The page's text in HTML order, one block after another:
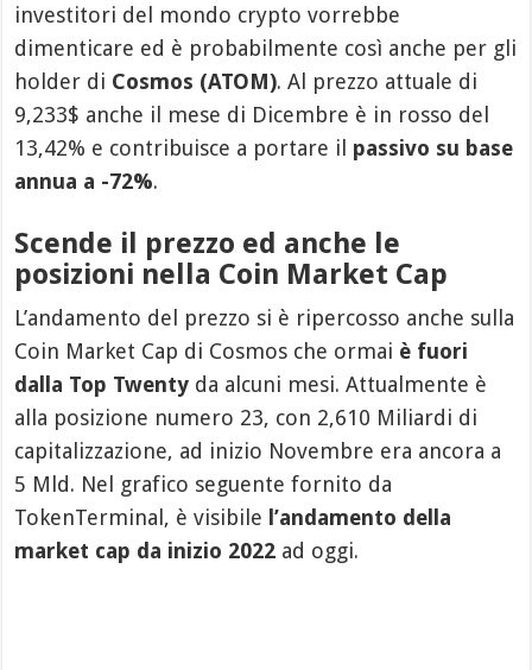
investitori del mondo crypto vorrebbe
dimenticare ed è probabilmente così anche per gli
holder di Cosmos (ATOM). Al prezzo attuale di
9,233$ anche il mese di Dicembre è in rosso del
13,42% e contribuisce a portare il passivo su base
annua a -72%.
Scende il prezzo ed anche le
posizioni nella Coin Market Cap
L’andamento del prezzo si è ripercosso anche sulla
Coin Market Cap di Cosmos che ormai è fuori
dalla Top Twenty da alcuni mesi. Attualmente è
alla posizione numero 23, con 2,610 Miliardi di
capitalizzazione, ad inizio Novembre era ancora a
5 Mld. Nel grafico seguente fornito da
TokenTerminal, è visibile l’andamento della
market cap da inizio 2022 ad oggi.